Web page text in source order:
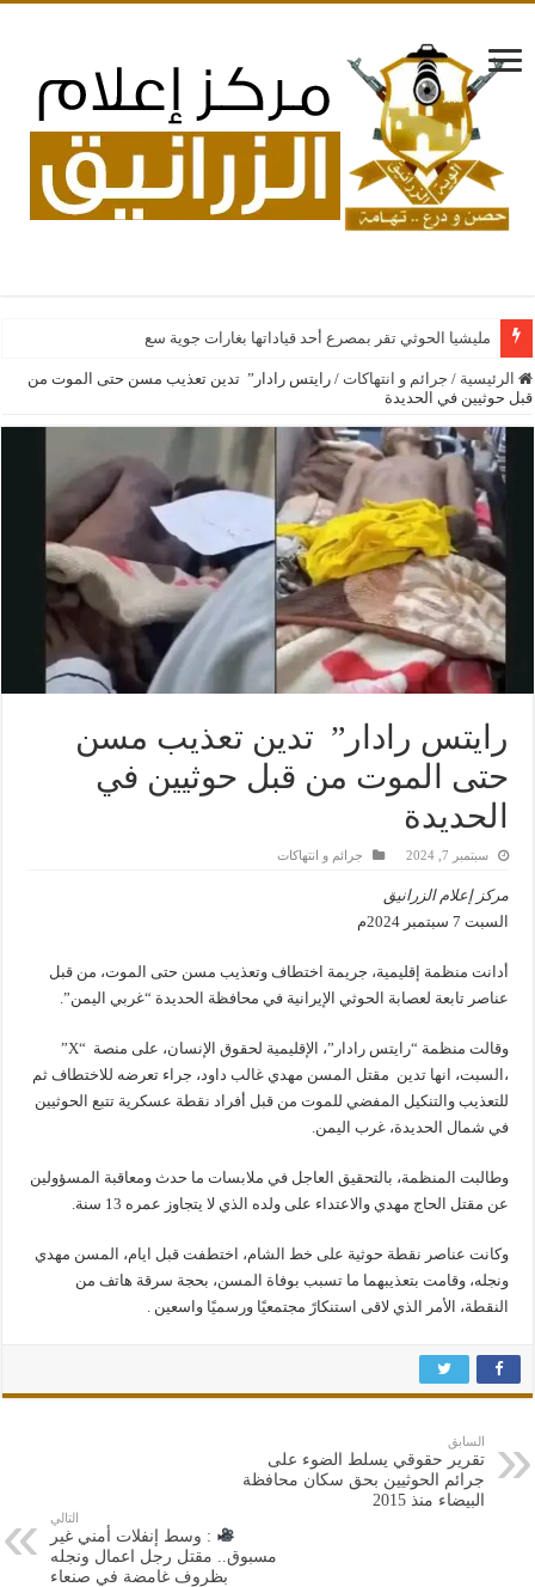
مليشيا الحوثي تقر بمصرع أحد قياداتها بغارات جوية سعودية على فصائل إ
الرئيسية / جرائم و انتهاكات / رايتس رادار” تدين تعذيب مسن حتى الموت من
قبل حوثيين في الحديدة
رايتس رادار” تدين تعذيب مسن
حتى الموت من قبل حوثيين في
الحديدة
سبتمبر 7, 2024 جرائم و انتهاكات
مركز إعلام الزرانيق
السبت 7 سبتمبر 2024م
أدانت منظمة إقليمية، جريمة اختطاف وتعذيب مسن حتى الموت، من قبل
عناصر تابعة لعصابة الحوثي الإيرانية في محافظة الحديدة “غربي اليمن”.
وقالت منظمة “رايتس رادار”، الإقليمية لحقوق الإنسان، على منصة “X”
،السبت، انها تدين مقتل المسن مهدي غالب داود، جراء تعرضه للاختطاف ثم
للتعذيب والتنكيل المفضي للموت من قبل أفراد نقطة عسكرية تتبع الحوثيين
في شمال ‎الحديدة، غرب ‎اليمن.
وطالبت المنظمة، بالتحقيق العاجل في ملابسات ما حدث ومعاقبة المسؤولين
عن مقتل الحاج مهدي والاعتداء على ولده الذي لا يتجاوز عمره 13 سنة.
وكانت عناصر نقطة حوثية على خط الشام، اختطفت قبل ايام، المسن مهدي
ونجله، وقامت بتعذيبهما ما تسبب بوفاة المسن، بحجة سرقة هاتف من
النقطة، الأمر الذي لاقى استنكارً مجتمعيًا ورسميًا واسعين .
السابق
تقرير حقوقي يسلط الضوء على
جرائم الحوثيين بحق سكان محافظة
البيضاء منذ 2015
التالي
: وسط إنفلات أمني غير
مسبوق.. مقتل رجل اعمال ونجله
بظروف غامضة في صنعاء